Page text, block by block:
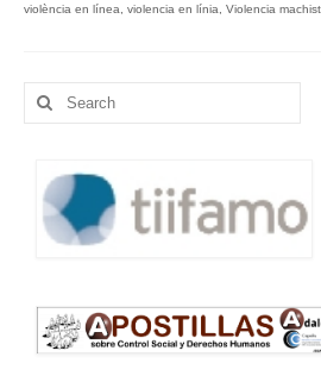
violència en línea
violencia en línia Violencia
Search
for: